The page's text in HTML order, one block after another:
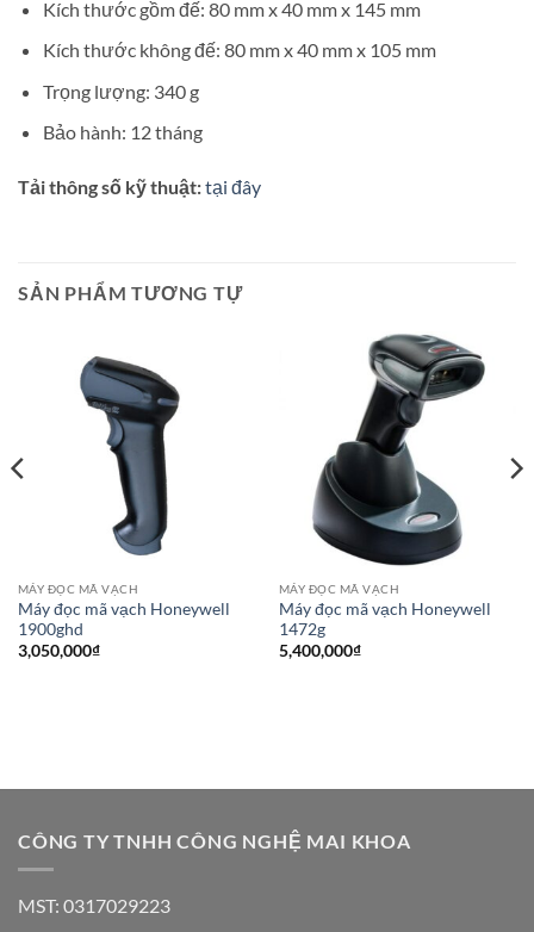
Kích thước gồm đế: 80 mm x 40 mm x 145 mm
Kích thước không đế: 80 mm x 40 mm x 105 mm
Trọng lượng: 340 g
Bảo hành: 12 tháng
Tải thông số kỹ thuật:tại đây
SẢN PHẨM TƯƠNG TỰ
MÁY ĐỌC MÃ VẠCH
Máy đọc mã vạch Honeywell
1900ghd
3,050,000₫
MÁY ĐỌC MÃ VẠCH
Máy đọc mã vạch Honeywell
1472g
5,400,000₫
CÔNG TY TNHH CÔNG NGHỆ MAI KHOA
MST: 0317029223